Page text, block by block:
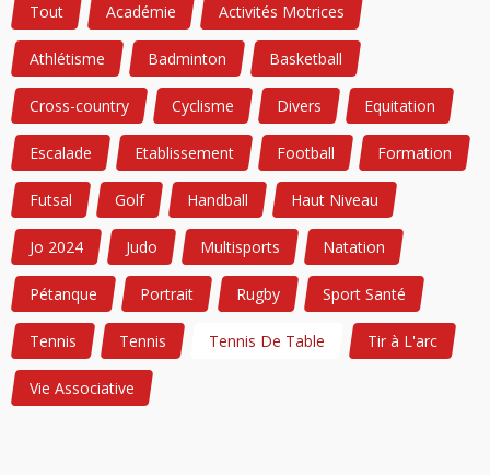
Tout Académie Activités Motrices
Athlétisme Badminton Basketball
Cross-country Cyclisme Divers Equitation
Escalade Etablissement Football Formation
Futsal Golf Handball Haut Niveau
Jo 2024 Judo Multisports Natation
Pétanque Portrait Rugby Sport Santé
Tennis Tennis Tennis De Table Tir à L'arc
Vie Associative